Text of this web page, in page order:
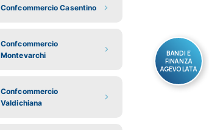
BANDI E
FINANZA
AGEVOLATA
Confcommercio Casentino
Confcommercio
Montevarchi
Confcommercio
Valdichiana